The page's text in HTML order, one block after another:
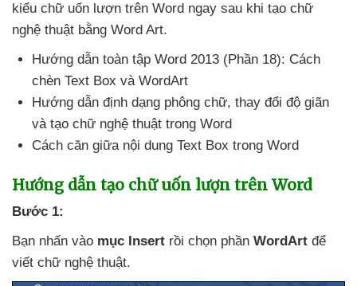
kiểu chữ uốn lượn trên Word ngay sau khi tạo chữ
nghệ thuật bằng Word Art.
Hướng dẫn toàn tập Word 2013 (Phần 18): Cách
chèn Text Box và WordArt
Hướng dẫn định dạng phông chữ, thay đổi độ giãn
và tạo chữ nghệ thuật trong Word
Cách căn giữa nội dung Text Box trong Word
Hướng dẫn tạo chữ uốn lượn trên Word
Bước 1:
Bạn nhấn vào mục Insert rồi chọn phần WordArt để
viết chữ nghệ thuật.